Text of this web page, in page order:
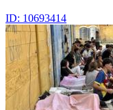
ID: 10693414